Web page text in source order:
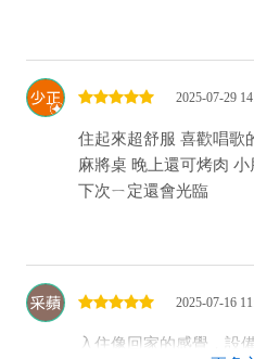
2025-07-29
住起來超舒服 喜歡唱歌
麻將桌 晚上還可烤肉
下次ㄧ定還會光臨
2025-07-16
入住像回家的感覺，設